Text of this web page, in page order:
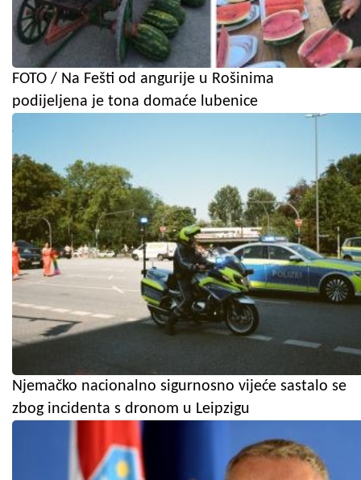
FOTO / Na Fešti od angurije u Rošinima
podijeljena je tona domaće lubenice
Njemačko nacionalno sigurnosno vijeće sastalo se
zbog incidenta s dronom u Leipzigu